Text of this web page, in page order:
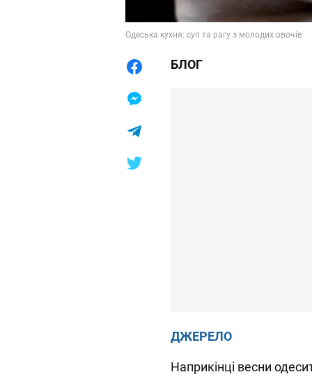
Одеська кухня: суп та рагу з молодих овочів
БЛОГ
ДЖЕРЕЛО
Наприкінці весни